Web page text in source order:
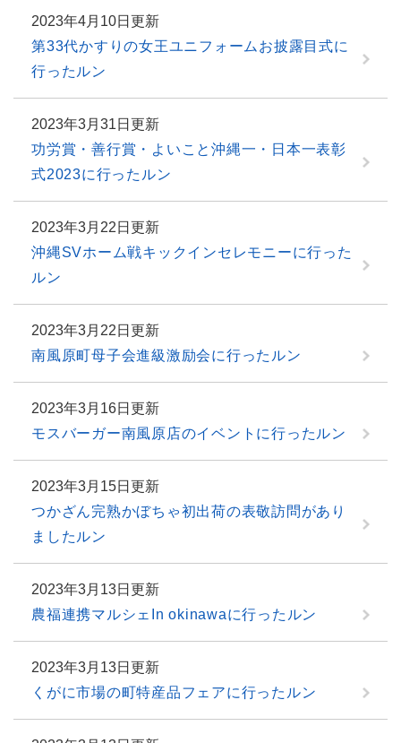
2023年4月10日更新
第33代かすりの女王ユニフォームお披露目式に
行ったルン
2023年3月31日更新
功労賞・善行賞・よいこと沖縄一・日本一表彰
式2023に行ったルン
2023年3月22日更新
沖縄SVホーム戦キックインセレモニーに行った
ルン
2023年3月22日更新
南風原町母子会進級激励会に行ったルン
2023年3月16日更新
モスバーガー南風原店のイベントに行ったルン
2023年3月15日更新
つかざん完熟かぼちゃ初出荷の表敬訪問があり
ましたルン
2023年3月13日更新
農福連携マルシェIn okinawaに行ったルン
2023年3月13日更新
くがに市場の町特産品フェアに行ったルン